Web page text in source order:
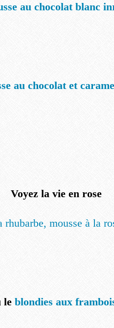
au chocolat blanc
au chocolat et
Voyez la vie en rose
rhubarbe, mousse à la
le blondies aux